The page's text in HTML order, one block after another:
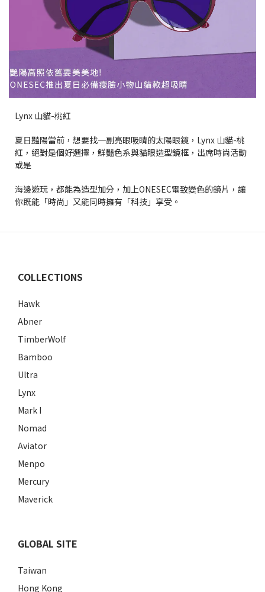
Lynx 山貓-桃紅
夏日豔陽當前，想要找一副亮眼吸睛的太陽眼鏡，Lynx 山貓-桃
紅，絕對是個好選擇，鮮豔色系與貓眼造型鏡框，出席時尚活動
或是
海邊遊玩，都能為造型加分，加上ONESEC電致變色的鏡片，讓
你既能「時尚」又能同時擁有「科技」享受。
COLLECTIONS
Hawk
Abner
TimberWolf
Bamboo
Ultra
Lynx
Mark I
Nomad
Aviator
Menpo
Mercury
Maverick
GLOBAL SITE
Taiwan
Hong Kong